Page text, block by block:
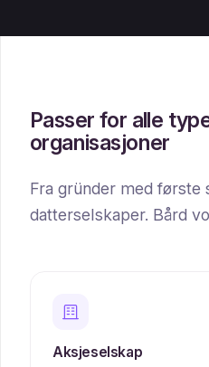
Passer for alle
organisasjoner
Fra gründer med første
datterselskaper. Bård
Aksjeselskap